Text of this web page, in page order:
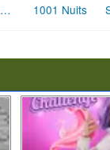
Ferme de Rêves 1001 Nuits